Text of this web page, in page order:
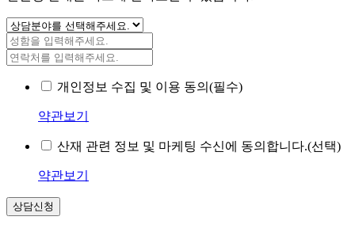
개인정보 수집 및 이용 동의(필수)
약관보기
산재 관련 정보 및 마케팅 수신에 동의합니다.(선택)
약관보기
상담신청